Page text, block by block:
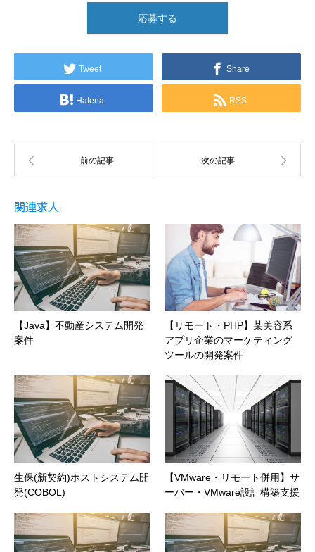
応募する
Tweet Share
Hatena RSS
関連求人
【Java】不動産システム開発
案件
【リモート・PHP】某美容系
アプリ企業のマーケティング
ツールの開発案件
生保(新契約)ホストシステム開
発(COBOL)
【VMware・リモート併用】サ
ーバー・VMware設計構築支援